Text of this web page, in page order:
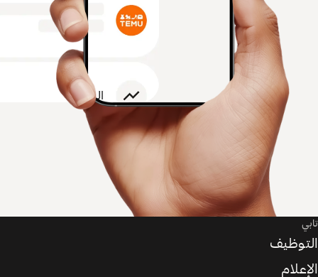
تابي
التوظيف
الإعلام